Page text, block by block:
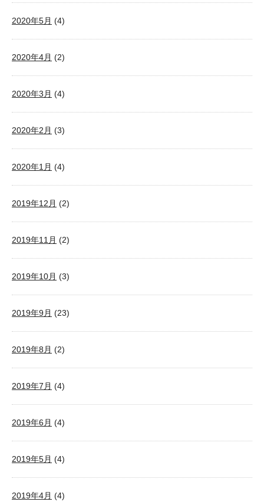
2020年5月 (4)
2020年4月 (2)
2020年3月 (4)
2020年2月 (3)
2020年1月 (4)
2019年12月 (2)
2019年11月 (2)
2019年10月 (3)
2019年9月 (23)
2019年8月 (2)
2019年7月 (4)
2019年6月 (4)
2019年5月 (4)
2019年4月 (4)